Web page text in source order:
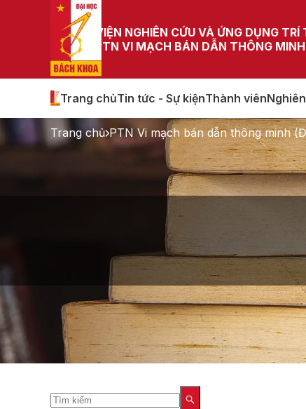
VIỆN NGHIÊN CỨU VÀ ỨNG DỤNG
PTN VI MẠCH BÁN DẪN THÔNG MINH
Trang chủTin tức - Sự kiệnThành viên
Trang chủ PTN Vi mạch bán dẫn thông minh